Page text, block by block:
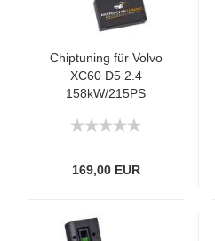
Chiptuning für Volvo
XC60 D5 2.4
158kW/215PS
169,00 EUR